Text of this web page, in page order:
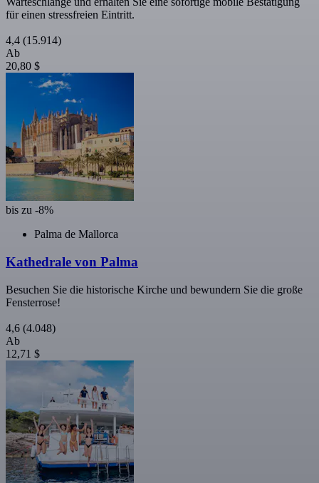
für einen stressfreien Eintritt.
4,4 (15.914)
Ab
20,80 $
bis zu -8%
Palma de Mallorca
Kathedrale von Palma
Besuchen Sie die historische Kirche und bewundern Sie die große
Fensterrose!
4,6 (4.048)
Ab
12,71 $